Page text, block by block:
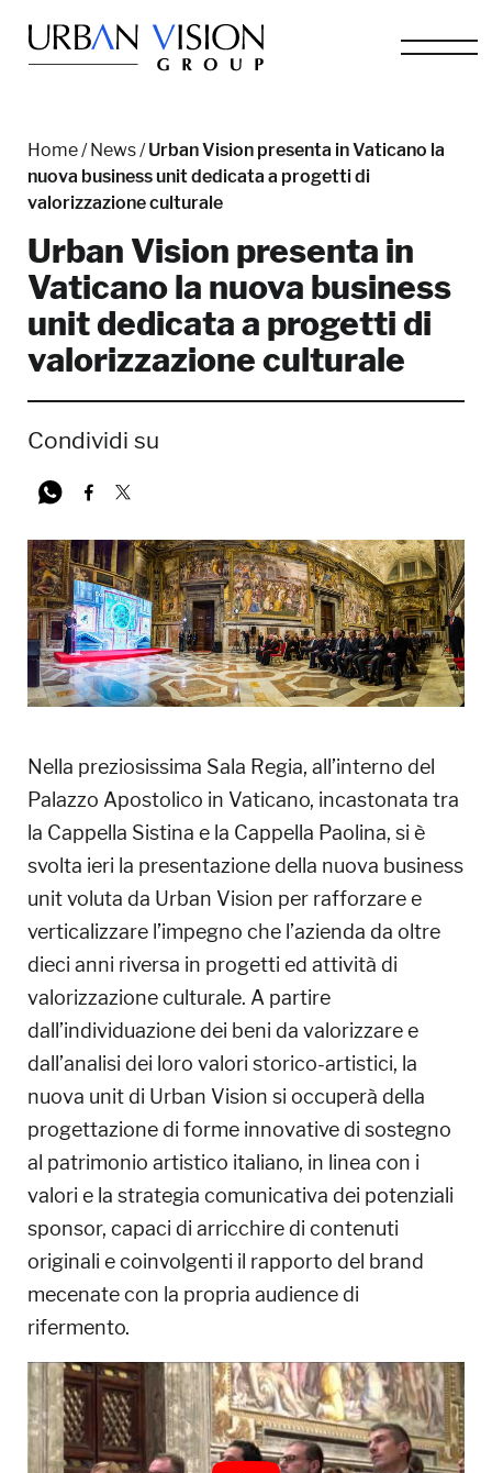
Home/News/Urban Vision presenta in Vaticano la
nuova business unit dedicata a progetti di
valorizzazione culturale
Urban Vision presenta in
Vaticano la nuova business
unit dedicata a progetti di
valorizzazione culturale
Condividi su
Nella preziosissima Sala Regia, all’interno del
Palazzo Apostolico in Vaticano, incastonata tra
la Cappella Sistina e la Cappella Paolina, si è
svolta ieri la presentazione della nuova business
unit voluta da Urban Vision per rafforzare e
verticalizzare l’impegno che l’azienda da oltre
dieci anni riversa in progetti ed attività di
valorizzazione culturale. A partire
dall’individuazione dei beni da valorizzare e
dall’analisi dei loro valori storico-artistici, la
nuova unit di Urban Vision si occuperà della
progettazione di forme innovative di sostegno
al patrimonio artistico italiano, in linea con i
valori e la strategia comunicativa dei potenziali
sponsor, capaci di arricchire di contenuti
originali e coinvolgenti il rapporto del brand
mecenate con la propria audience di
rifermento.